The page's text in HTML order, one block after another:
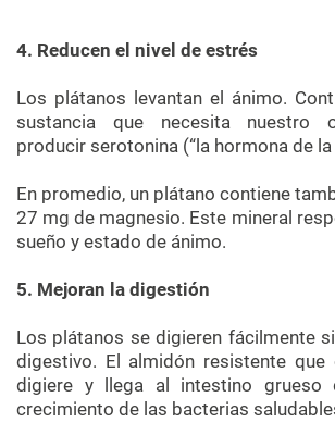
4. Reducen el nivel de estrés
Los plátanos levantan el ánimo.
sustancia que necesita nuestro
producir serotonina (“la hormona de
En promedio, un plátano contiene
27 mg de magnesio. Este mineral
sueño y estado de ánimo.
5. Mejoran la digestión
Los plátanos se digieren fácilmente
digestivo. El almidón resistente que
digiere y llega al intestino grueso
crecimiento de las bacterias